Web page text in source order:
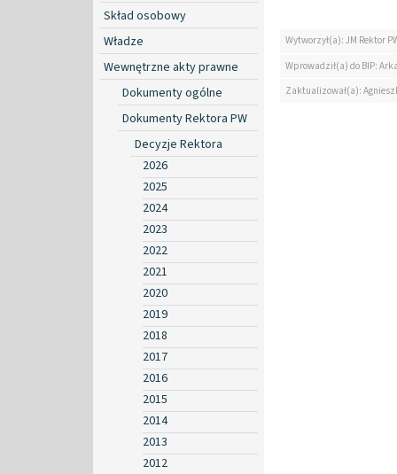
Skład osobowy
Władze
Wewnętrzne akty prawne
Dokumenty ogólne
Dokumenty Rektora PW
Decyzje Rektora
2026
2025
2024
2023
2022
2021
2020
2019
2018
2017
2016
2015
2014
2013
2012
Wytworzył(a): JM Rektor
Wprowadził(a) do BIP:
Zaktualizował(a):